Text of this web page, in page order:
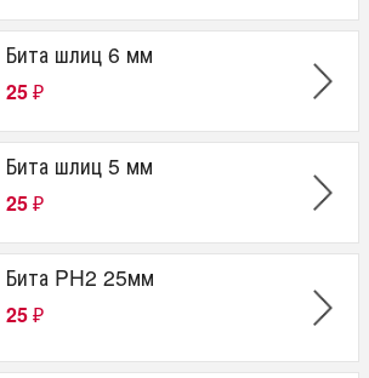
Бита шлиц 6 мм
25 ₽
Бита шлиц 5 мм
25 ₽
Бита PH2 25мм
25 ₽